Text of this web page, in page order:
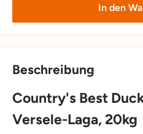
In den
Beschreibung
Country's Best
Versele-Laga, 20kg